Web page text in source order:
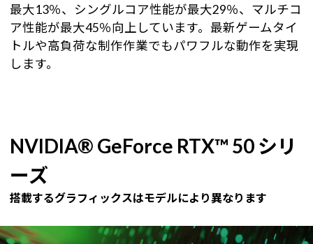
最大13％、シングルコア性能が最大29％、マルチコ
ア性能が最大45％向上しています。最新ゲームタイ
トルや高負荷な制作作業でもパワフルな動作を実現
します。
NVIDIA® GeForce RTX™ 50 シリ
ーズ
搭載するグラフィックスはモデルにより異なります